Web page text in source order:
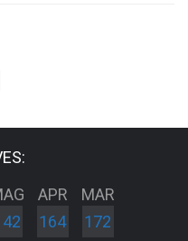
APR
164
MAR
172